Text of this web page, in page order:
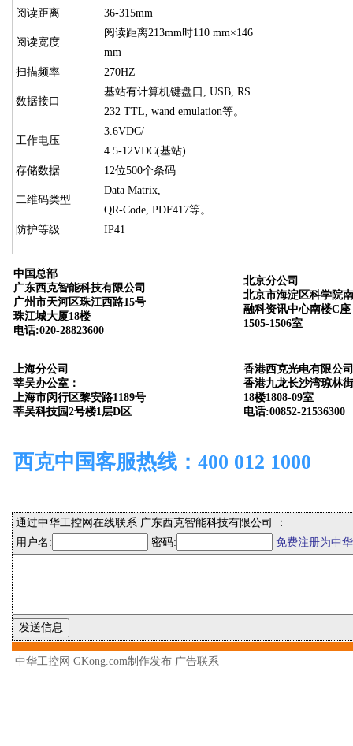
阅读距离
36-315mm
阅读宽度
阅读距离213mm时110 mm×146
mm
扫描频率
270HZ
数据接口
基站有计算机键盘口, USB, RS
232 TTL, wand emulation等。
工作电压
3.6VDC/
4.5-12VDC(基站)
存储数据
12位500个条码
二维码类型
Data Matrix,
QR-Code, PDF417等。
防护等级
IP41
中国总部
广东西克智能科技有限公司
广州市天河区珠江西路15号
珠江城大厦18楼
电话:020-28823600
北京分公司
北京市海淀区科学院
融科资讯中心南楼C座
1505-1506室
上海分公司
莘吴办公室：
上海市闵行区黎安路1189号
莘吴科技园2号楼1层D区
香港西克光电有限公司
香港九龙长沙湾琼林
18楼1808-09室
电话:00852-21536300
西克中国客服热线：400 012 1000
通过中华工控网在线联系 广东西克智能科技有限公司 ：
用户名:
密码: 免费注册为中
中华工控网 GKong.com制作发布 广告联系